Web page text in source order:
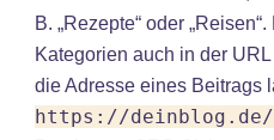
B. „Rezepte“ oder
Kategorien auch in der
die Adresse eines Beitrags
https://deinblog.de/